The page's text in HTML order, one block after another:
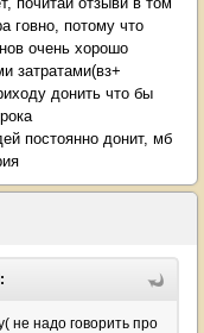
говно, потому что
очень хорошо
затратами(вз+
донить что бы
постоянно донит, мб
не надо говорить про